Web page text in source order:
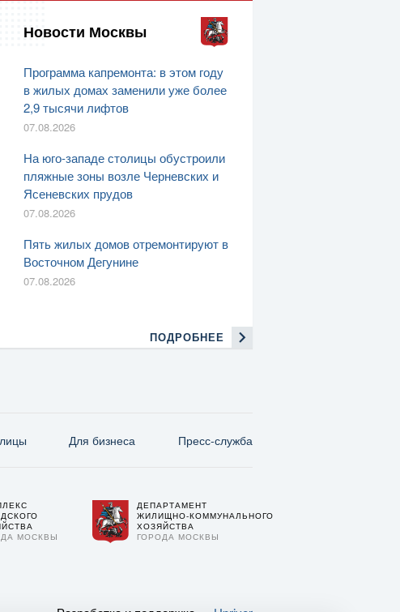
Новости Москвы
Программа капремонта: в этом году
в жилых домах заменили уже более
2,9 тысячи лифтов
07.08.2026
На юго-западе столицы обустроили
пляжные зоны возле Черневских и
Ясеневских прудов
07.08.2026
Пять жилых домов отремонтируют в
Восточном Дегунине
07.08.2026
ПОДРОБНЕЕ
Для бизнеса Пресс-служба
МОСКВЫ
ДЕПАРТАМЕНТ
ЖИЛИЩНО-КОММУНАЛЬНОГО
ХОЗЯЙСТВА
ГОРОДА МОСКВЫ